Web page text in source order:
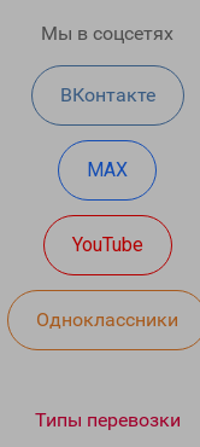
Мы в соцсетях
ВКонтакте
MAX
YouTube
Одноклассники
Типы перевозки